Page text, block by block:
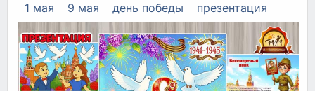
1 мая
9 мая день победы презентация